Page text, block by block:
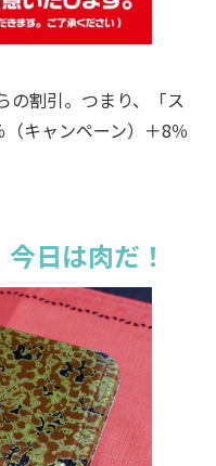
割引。つまり、「ス
キャンペーン）＋8％
日は肉だ！